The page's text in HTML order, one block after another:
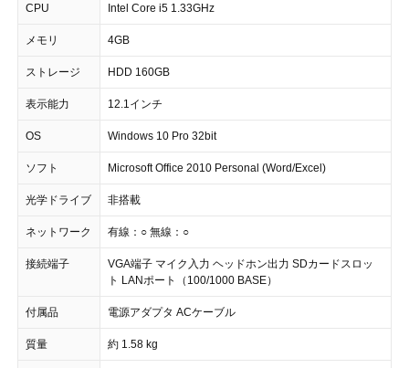
CPU Intel Core i5 1.33GHz
メモリ 4GB
ストレージ HDD 160GB
表示能力 12.1インチ
OS Windows 10 Pro 32bit
ソフト Microsoft Office 2010 Personal (Word/Excel)
光学ドライブ 非搭載
ネットワーク 有線：○ 無線：○
接続端子
VGA端子 マイク入力 ヘッドホン出力 SDカードスロッ
ト LANポート（100/1000 BASE）
付属品 電源アダプタ ACケーブル
質量 約 1.58 kg